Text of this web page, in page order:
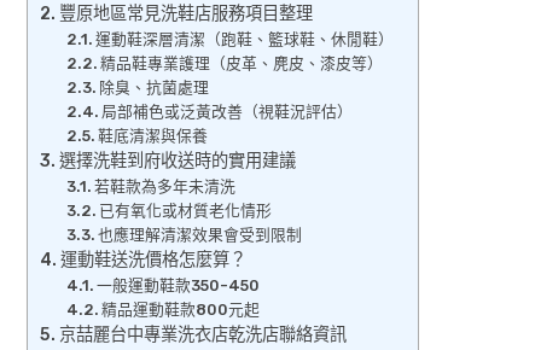
豐原地區常見洗鞋店服務項目整理
運動鞋深層清潔（跑鞋、籃球鞋、休閒鞋）
精品鞋專業護理（皮革、麂皮、漆皮等）
除臭、抗菌處理
局部補色或泛黃改善（視鞋況評估）
鞋底清潔與保養
選擇洗鞋到府收送時的實用建議
若鞋款為多年未清洗
已有氧化或材質老化情形
也應理解清潔效果會受到限制
運動鞋送洗價格怎麼算？
一般運動鞋款350-450
精品運動鞋款800元起
京喆麗台中專業洗衣店乾洗店聯絡資訊